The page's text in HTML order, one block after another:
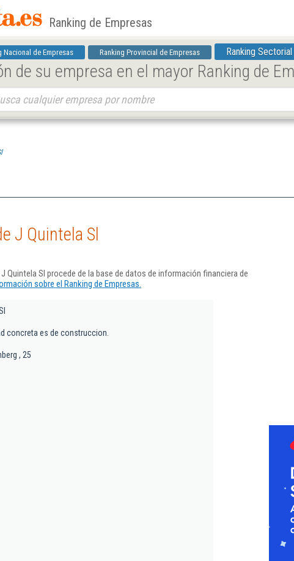
Ranking de Empresas
Nacional de Empresas Ranking Provincial de Empresas Ranking
de su empresa en el mayor Ranking de
J Quintela Sl
Quintela Sl procede de la base de datos de información financiera de
sobre el Ranking de Empresas.
concreta es de construccion.
, 25